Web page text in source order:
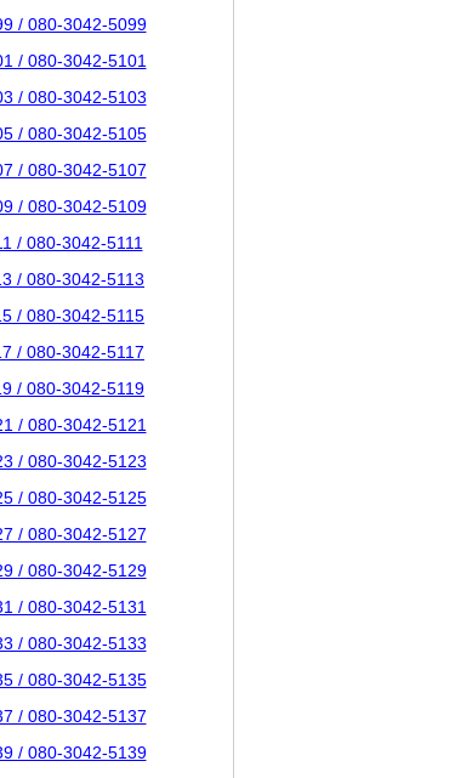
/ 080-3042-5099
/ 080-3042-5101
/ 080-3042-5103
/ 080-3042-5105
/ 080-3042-5107
/ 080-3042-5109
/ 080-3042-5111
/ 080-3042-5113
/ 080-3042-5115
/ 080-3042-5117
/ 080-3042-5119
/ 080-3042-5121
/ 080-3042-5123
/ 080-3042-5125
/ 080-3042-5127
/ 080-3042-5129
/ 080-3042-5131
/ 080-3042-5133
/ 080-3042-5135
/ 080-3042-5137
/ 080-3042-5139